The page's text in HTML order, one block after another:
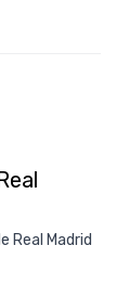
Real Madrid